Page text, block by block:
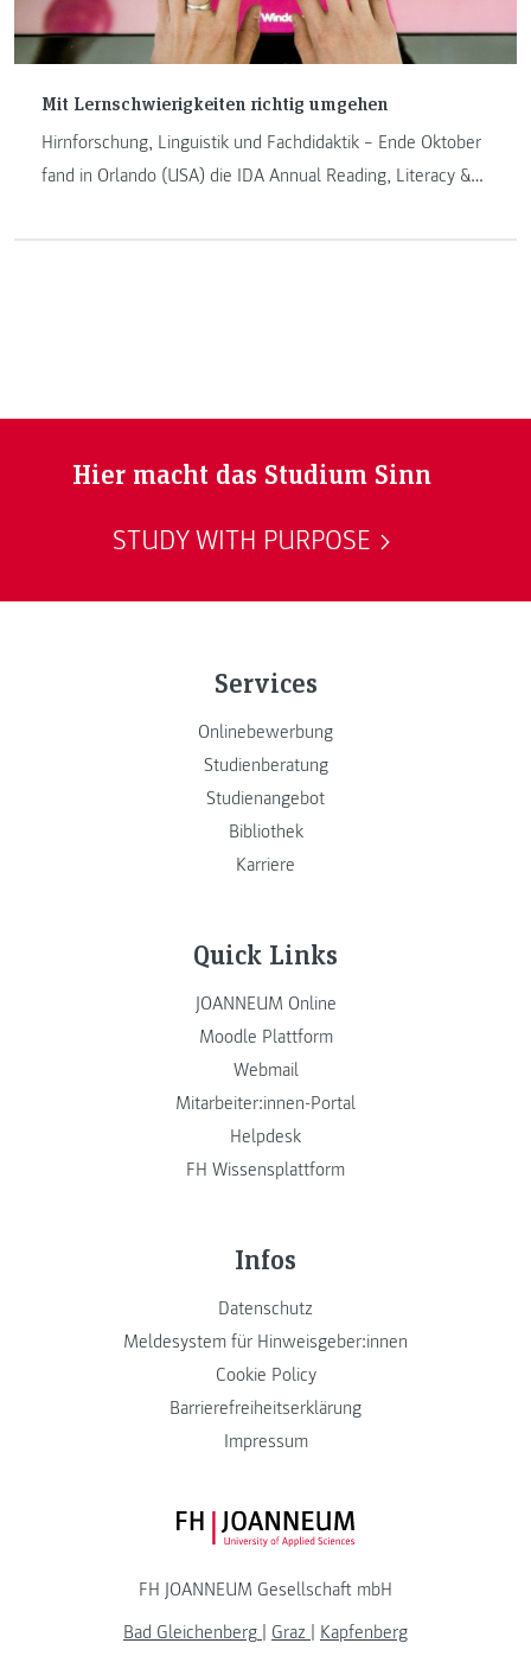
Mit Lernschwierigkeiten richtig umgehen
Hirnforschung, Linguistik und Fachdidaktik – Ende Oktober
fand in Orlando (USA) die IDA Annual Reading, Literacy &
Hier macht das Studium Sinn
STUDY WITH PURPOSE
Services
Onlinebewerbung
Studienberatung
Studienangebot
Bibliothek
Karriere
Quick Links
JOANNEUM Online
Moodle Plattform
Webmail
Mitarbeiter:innen-Portal
Helpdesk
FH Wissensplattform
Infos
Datenschutz
Meldesystem für Hinweisgeber:innen
Cookie Policy
Barrierefreiheitserklärung
Impressum
FH JOANNEUM Logo
FH JOANNEUM Gesellschaft mbH
Bad Gleichenberg | Graz | Kapfenberg